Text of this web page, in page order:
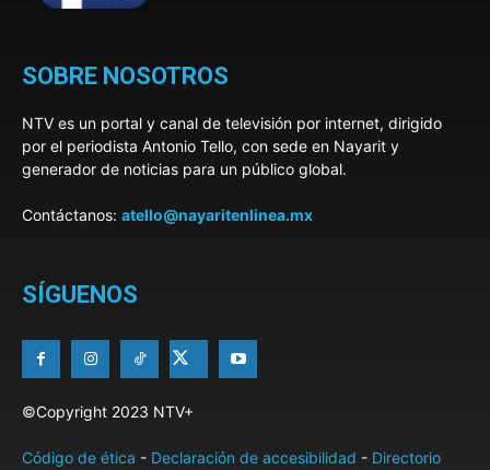
SOBRE NOSOTROS
NTV es un portal y canal de televisión por internet, dirigido
por el periodista Antonio Tello, con sede en Nayarit y
generador de noticias para un público global.
Contáctanos: atello@nayaritenlinea.mx
SÍGUENOS
©Copyright 2023 NTV+
Código de ética - Declaración de accesibilidad - Directorio